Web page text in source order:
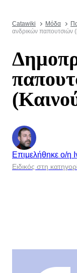
Catawiki Μόδα
ανδρικών παπουτσιών
Επιμελήθηκε ο/η
Ειδικός στη